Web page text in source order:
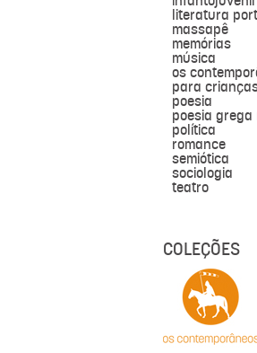
literatura
massapê
memórias
música
os
para
poesia
poesia grega
política
romance
semiótica
sociologia
teatro
COLEÇÕES